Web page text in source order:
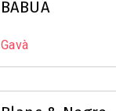
BABUA
Gavà